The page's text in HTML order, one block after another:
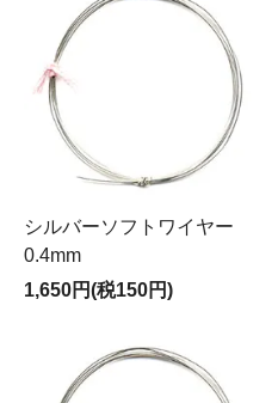
シルバーソフトワイヤー
0.4mm
1,650円(税150円)